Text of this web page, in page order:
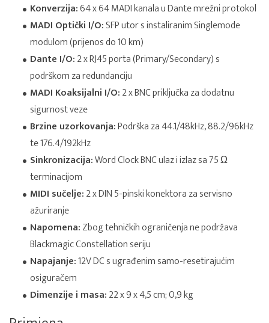
Konverzija:64 x 64 MADI kanala u Dante mrežni protokol
MADI Optički I/O:SFP utor s instaliranim Singlemode
modulom (prijenos do 10 km)
Dante I/O:2 x RJ45 porta (Primary/Secondary) s
podrškom za redundanciju
MADI Koaksijalni I/O:2 x BNC priključka za dodatnu
sigurnost veze
Brzine uzorkovanja:Podrška za 44.1/48kHz, 88.2/96kHz
te 176.4/192kHz
Sinkronizacija:Word Clock BNC ulaz i izlaz sa 75 Ω
terminacijom
MIDI sučelje:2 x DIN 5-pinski konektora za servisno
ažuriranje
Napomena:Zbog tehničkih ograničenja ne podržava
Blackmagic Constellation seriju
Napajanje:12V DC s ugrađenim samo-resetirajućim
osiguračem
Dimenzije i masa:22 x 9 x 4,5 cm; 0,9 kg